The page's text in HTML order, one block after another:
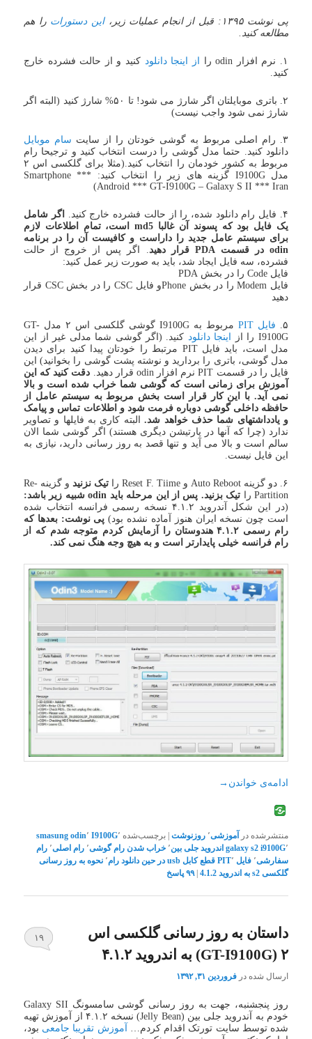
پی نوشت ۱۳۹۵: قبل از انجام عملیات زیر، این دستورات را هم
مطالعه کنید.
۱. نرم افزار odin را از اینجا دانلود کنید و از حالت فشرده خارج
کنید.
۲. باتری موبایلتان اگر شارژ می شود! تا ۵۰% شارژ کنید (البته اگر
شارژ نمی شود واجب نیست)
۳. رام اصلی مربوط به گوشی خودتان را از سایت
سام موبایل
دانلود کنید. حتما مدل گوشی را درست انتخاب کنید و ترجیحا رام
مربوط به کشور خودمان را انتخاب کنید.(مثلا برای گلکسی اس ۲
مدل I9100G گزینه های زیر را انتخاب کنید: Smartphone ***
Android *** GT-I9100G – Galaxy S II *** Iran)
۴. فایل رام دانلود شده، را از حالت فشرده خارج کنید.
اگر شامل
یک فایل بود که پسوند آن غالبا md5 است، تمام اطلاعات لازم
برای سیستم عامل جدید را داراست و کافیست آن را در برنامه
odin در قسمت PDA قرار دهید
. اگر پس از خروج از حالت
فشرده، سه فایل ایجاد شد، باید به صورت زیر عمل کنید:
فایل Code را در بخش PDA
فایل Modem را در بخش Phoneو فایل CSC را در بخش CSC قرار
دهید
۵. فایل PIT
مربوط به I9100G گوشی گلکسی اس ۲ مدل GT-
I9100G را از
اینجا دانلود کنید. (اگر گوشی شما مدلی غیر از این
مدل است، باید فایل PIT مرتبط را خودتان پیدا کنید برای دیدن
مدل گوشی، باتری را بردارید و نوشته پشت گوشی را بخوانید) این
فایل را در قسمت PIT نرم افزار odin قرار دهید.
دقت کنید که این
آموزش برای زمانی است که گوشی شما خراب شده است و بالا
نمی آید. با این کار قرار است بخش مربوط به سیستم عامل از
حافظه داخلی گوشی دوباره فرمت شود و اطلاعات تماس و پیامک
و یادداشتهای شما حذف خواهد شد.البته کاری به فایلها و تصاویر
ندارد (چرا که آنها در پارتیشن دیگری هستند) اگر گوشی شما الان
سالم است و بالا می آید و تنها قصد به روز رسانی دارید، نیازی به
این فایل نیست.
۶. دو گزینه Auto Reboot و Reset F. Tiime را تیک نزنید
و گزینه Re-
Partition را
تیک بزنید. پس از این مرحله باید odin شبیه زیر باشد:
(در این شکل آندروید ۴.۱.۲ نسخه رسمی فرانسه انتخاب شده
است چون نسخه ایران هنوز آماده نشده بود) پی نوشت: بعدها که
رام رسمی ۴.۱.۲ هندوستان را آزمایش کردم متوجه شدم که از
رام فرانسه خیلی پایدارتر است و به هیچ وجه هنگ نمی کند.
ادامه‌ی خواندن →
منتشرشده در آموزشی٬ روزنوشت |برچسب‌شده I9100G٬ odin٬
smasung
galaxy s2 i9100G٬ اندروید جلی بین٬ خراب شدن رام گوشی٬ رام اصلی٬ رام
سفارشی٬ فایل PIT ٬ قطع کابل usb در حین دانلود رام ٬ نحوه به روز رسانی
گلکسی s2 به اندروید 4.1.2
|۹۹پاسخ
داستان به روز رسانی گلکسی اس
۲ (GT-I9100G) به اندروید ۴.۱.۲
ارسال شده درفروردین ۳۱, ۱۳۹۲
۱۹
روز پنجشنبه، جهت به روز رسانی گوشی سامسونگ Galaxy SII
خودم به آندروید جلی بین (Jelly Bean) نسخه ۴.۱.۲ از آموزش تهیه
شده توسط سایت تورتک اقدام کردم… آموزش تقریبا جامعی بود،